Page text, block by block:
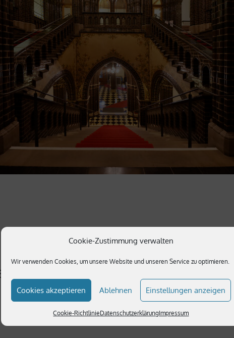
Cookie-Zustimmung verwalten
Wir verwenden Cookies, um unsere Website und unseren Service zu optimieren.
Cookies akzeptieren Ablehnen Einstellungen anzeigen
Cookie-RichtlinieDatenschutzerklärungImpressum